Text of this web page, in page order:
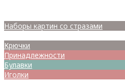
Наборы картин со стразами
Крючки
Принадлежности
Булавки
Иголки